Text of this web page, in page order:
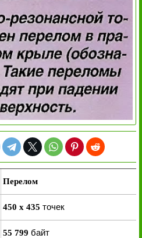
Перелом
450 x 435 точек
55 799 байт